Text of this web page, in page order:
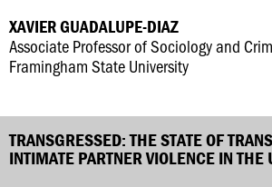
XAVIER GUADALUPE-DIAZ
Associate Professor of Sociology and
Framingham State University
TRANSGRESSED: THE STATE OF
INTIMATE PARTNER VIOLENCE IN THE